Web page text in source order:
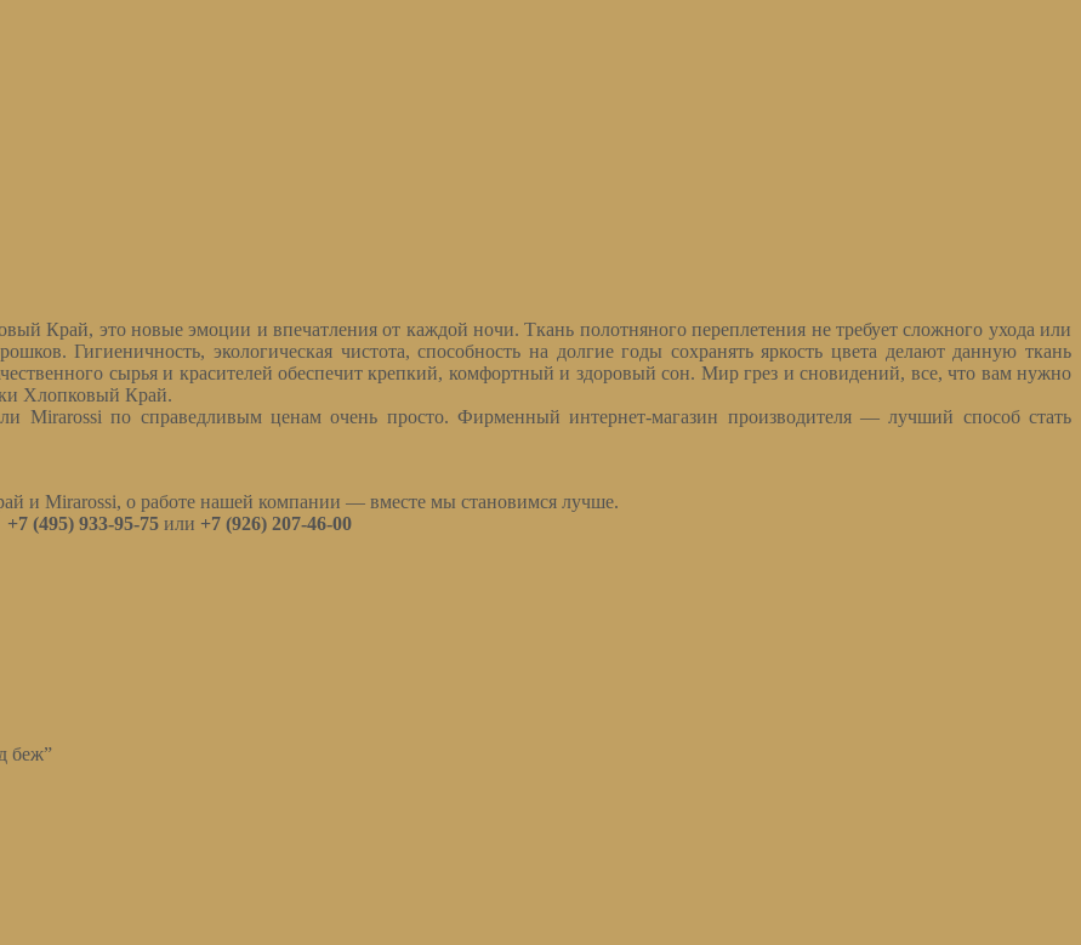
Край, это новые эмоции и впечатления от каждой ночи. Ткань полотняного переплетения не требует сложного ухода или
Гигиеничность, экологическая чистота, способность на долгие годы сохранять яркость цвета делают данную ткань
сырья и красителей обеспечит крепкий, комфортный и здоровый сон. Мир грез и сновидений, все, что вам нужно
Хлопковый Край.
Mirarossi по справедливым ценам очень просто. Фирменный интернет-магазин производителя — лучший способ стать
и Mirarossi, о работе нашей компании — вместе мы становимся лучше.
+7 (495) 933-95-75 или +7 (926) 207-46-00
беж”